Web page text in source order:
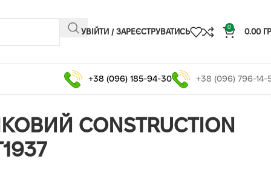
УВІЙТИ / ЗАРЕЄСТРУВАТИСЬ
0
0.00
+38 (096) 185-94-30 +38 (096) 796-14-
СONSTRUCTION